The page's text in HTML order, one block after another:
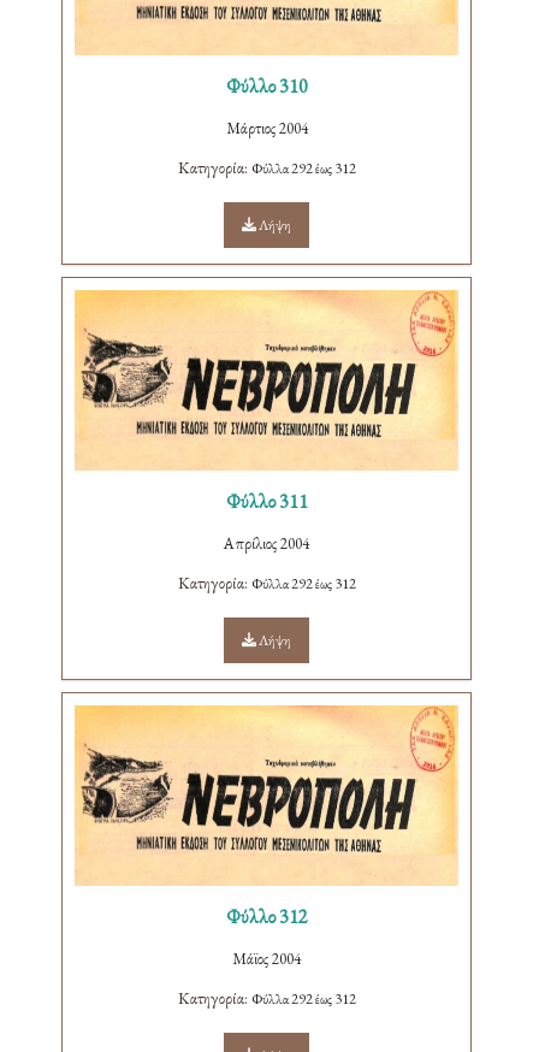
Φύλλο 310
Μάρτιος 2004
Κατηγορία: Φύλλα 292 έως 312
Λήψη
Φύλλο 311
Απρίλιος 2004
Κατηγορία: Φύλλα 292 έως 312
Λήψη
Φύλλο 312
Μάϊος 2004
Κατηγορία: Φύλλα 292 έως 312